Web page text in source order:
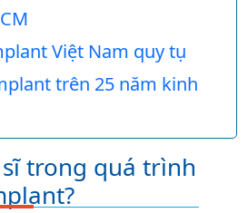
Việt Nam quy tụ
trên 25 năm kinh
trong quá trình